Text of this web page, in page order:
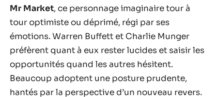
Mr Market, ce personnage imaginaire tour à
tour optimiste ou déprimé, régi par ses
émotions. Warren Buffett et Charlie Munger
préfèrent quant à eux rester lucides et saisir les
opportunités quand les autres hésitent.
Beaucoup adoptent une posture prudente,
hantés par la perspective d’un nouveau revers.